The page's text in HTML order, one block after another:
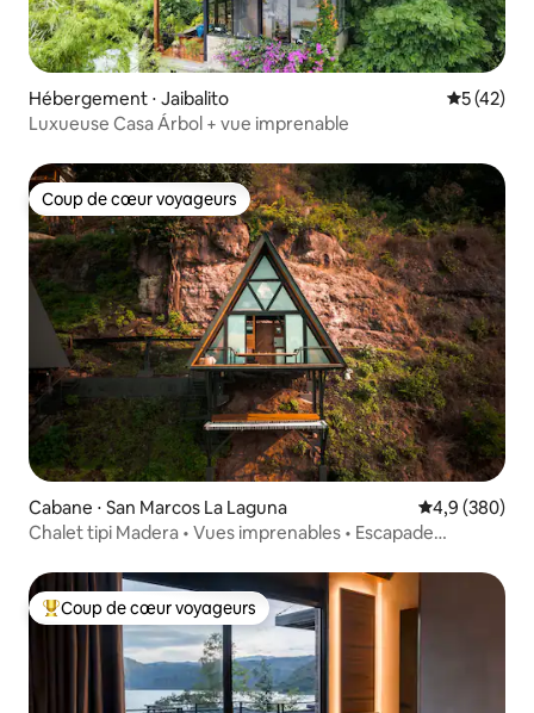
Hébergement ⋅ Jaibalito
5 (42)
Luxueuse Casa Árbol + vue imprenable
Coup de cœur voyageurs
Coup de cœur voyageurs
Cabane ⋅ San Marcos La Laguna Évaluation
4,9 (380)
Chalet tipi Madera • Vues imprenables • Escapade
Coups de cœur voyageurs les plus appréciés
Coup de cœur voyageurs